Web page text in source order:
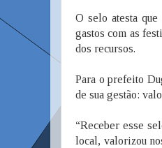
O selo atesta
gastos com as
dos recursos.
Para o prefeito
de sua gestão:
“Receber esse
local, valorizou